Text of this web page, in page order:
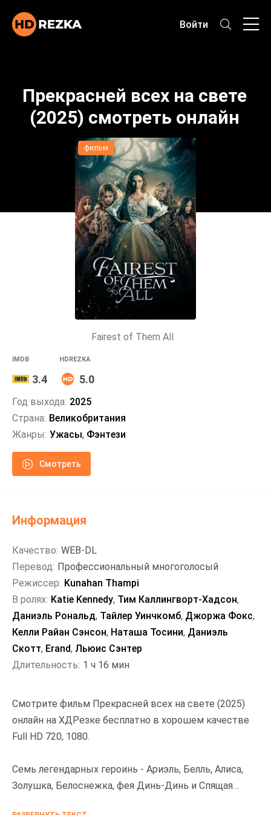
Войти
Прекрасней всех на свете
(2025) смотреть онлайн
фильм
Fairest of Them All
IMDB
3.4
HDREZKA
5.0
Год выхода: 2025
Страна: Великобритания
Жанры: Ужасы, Фэнтези
Смотреть
Смотрите фильм Прекрасней всех на свете (2025)
онлайн на ХДРезке бесплатно в хорошем качестве
Full HD 720, 1080.
Семь легендарных героинь - Ариэль, Белль, Алиса,
Золушка, Белоснежка, фея Динь-Динь и Спящая
Информация
Качество: WEB-DL
Перевод: Профессиональный многоголосый
Режиссер: Kunahan Thampi
В ролях: Katie Kennedy, Тим Каллингворт-Хадсон,
Даниэль Рональд, Тайлер Уинчкомб, Джоржа Фокс,
Келли Райан Сэнсон, Наташа Тосини, Даниэль
Скотт, Erand, Льюис Сэнтер
Длительность: 1 ч 16 мин